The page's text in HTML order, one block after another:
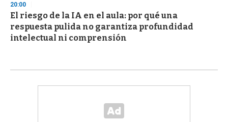
20:00
El riesgo de la IA en el aula: por qué una
respuesta pulida no garantiza profundidad
intelectual ni comprensión